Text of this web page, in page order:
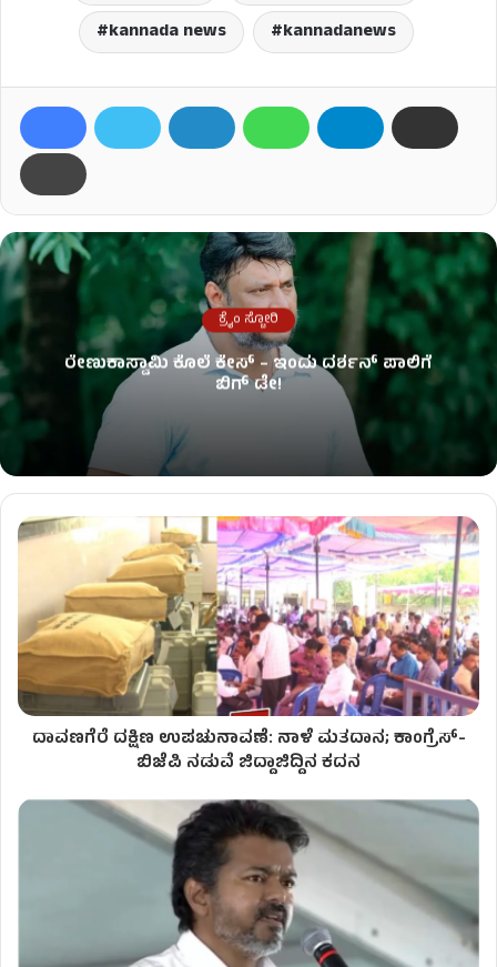
kannada news
kannadanews
ಕ್ರೈಂ ಸ್ಟೋರಿ
ರೇಣುಕಾಸ್ವಾಮಿ ಕೊಲೆ‌ ಕೇಸ್​ – ಇಂದು ದರ್ಶನ್ ಪಾಲಿಗೆ
ಬಿಗ್ ಡೇ!
ದಾವಣಗೆರೆ ದಕ್ಷಿಣ ಉಪಚುನಾವಣೆ: ನಾಳೆ ಮತದಾನ; ಕಾಂಗ್ರೆಸ್‌-
ಬಿಜೆಪಿ ನಡುವೆ ಜಿದ್ದಾಜಿದ್ದಿನ ಕದನ